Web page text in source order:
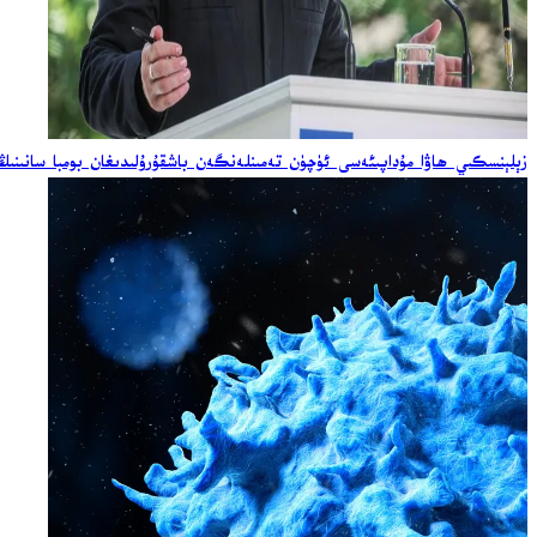
زېلېنسكىي ھاۋا مۇداپىئەسى ئۈچۈن تەمىنلەنگەن باشقۇرۇلىدىغان بومبا سانىنىڭ